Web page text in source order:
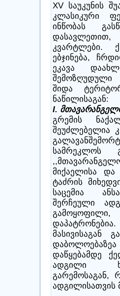
XV საუკუნის
კლასიკური
ინწობას
კვარტლები.
ებჯინება,
ეკავა
შიდა
ნაწილისაგან:
I.
გრემის
შეუძლებელია
სამრეკლოს
მიქაელისა და
ტაძრის
საცემია
შერჩეული
მასივისაგან
დაწყებამდე
ადგილი
გარემოსაგან,
ადგილისათვის